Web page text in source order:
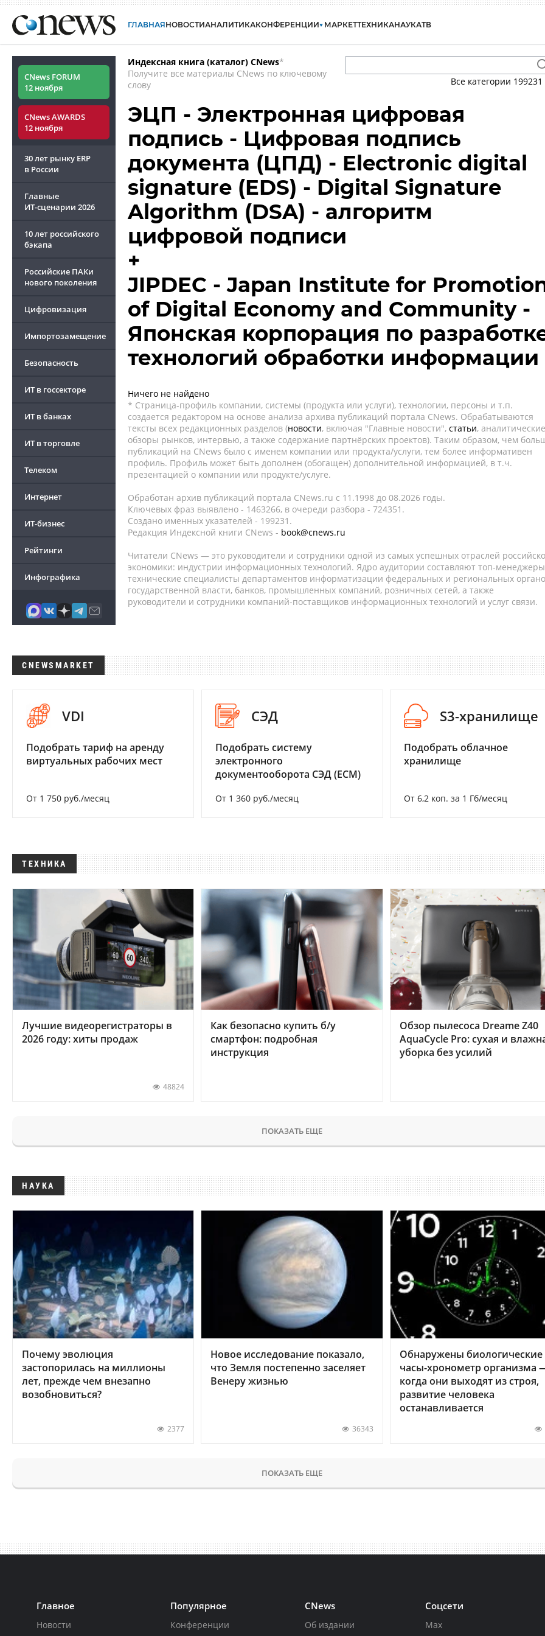
ГЛАВНАЯНОВОСТИАНАЛИТИКАКОНФЕРЕНЦИИ МАРКЕТТЕХНИКАНАУКАТВ
CNews FORUM
12 ноября
CNews AWARDS
12 ноября
30 лет рынку ERP
в России
Главные
ИТ-сценарии 2026
10 лет российского
бэкапа
Российские ПАКи
нового поколения
Цифровизация
Импортозамещение
Безопасность
ИТ в госсекторе
ИТ в банках
ИТ в торговле
Телеком
Интернет
ИТ-бизнес
Рейтинги
Инфографика
Индексная книга (каталог) CNews*
Получите все материалы CNews по ключевому
слову
Все категории 199231
ЭЦП - Электронная цифровая
подпись - Цифровая подпись
документа (ЦПД) - Electronic digital
signature (EDS) - Digital Signature
Algorithm (DSA) - алгоритм
цифровой подписи
+
JIPDEC - Japan Institute for
of Digital Economy and Community -
Японская корпорация по
технологий обработки информации
Ничего не найдено
* Страница-профиль компании, системы (продукта или услуги), технологии, персоны и т.п.
создается редактором на основе анализа архива публикаций портала CNews. Обрабатываются
тексты всех редакционных разделов (новости, включая "Главные новости", статьи, аналитические
обзоры рынков, интервью, а также содержание партнёрских проектов). Таким образом, чем
публикаций на CNews было с именем компании или продукта/услуги, тем более информативен
профиль. Профиль может быть дополнен (обогащен) дополнительной информацией, в т.ч.
презентацией о компании или продукте/услуге.
Обработан архив публикаций портала CNews.ru c 11.1998 до 08.2026 годы.
Ключевых фраз выявлено - 1463266, в очереди разбора - 724351.
Создано именных указателей - 199231.
Редакция Индексной книги CNews - book@cnews.ru
Читатели CNews — это руководители и сотрудники одной из самых успешных отраслей
экономики: индустрии информационных технологий. Ядро аудитории составляют топ-
технические специалисты департаментов информатизации федеральных и региональных
государственной власти, банков, промышленных компаний, розничных сетей, а также
руководители и сотрудники компаний-поставщиков информационных технологий и услуг связи.
CNEWSMARKET
VDI
Подобрать тариф на аренду
виртуальных рабочих мест
От 1 750 руб./месяц
СЭД
Подобрать систему
электронного
документооборота СЭД (ECM)
От 1 360 руб./месяц
S3-хранилище
Подобрать облачное
хранилище
От 6,2 коп. за 1 Гб/месяц
ТЕХНИКА
Лучшие видеорегистраторы в
2026 году: хиты продаж
48824
Как безопасно купить б/у
смартфон: подробная
инструкция
Обзор пылесоса Dreame Z40
AquaCycle Pro: сухая и
уборка без усилий
ПОКАЗАТЬ ЕЩЕ
НАУКА
Почему эволюция
застопорилась на миллионы
лет, прежде чем внезапно
возобновиться?
2377
Новое исследование показало,
что Земля постепенно заселяет
Венеру жизнью
36343
Обнаружены биологические
часы-хронометр организма
когда они выходят из строя,
развитие человека
останавливается
ПОКАЗАТЬ ЕЩЕ
Главное
Новости
Популярное
Конференции
CNews
Об издании
Соцсети
Max